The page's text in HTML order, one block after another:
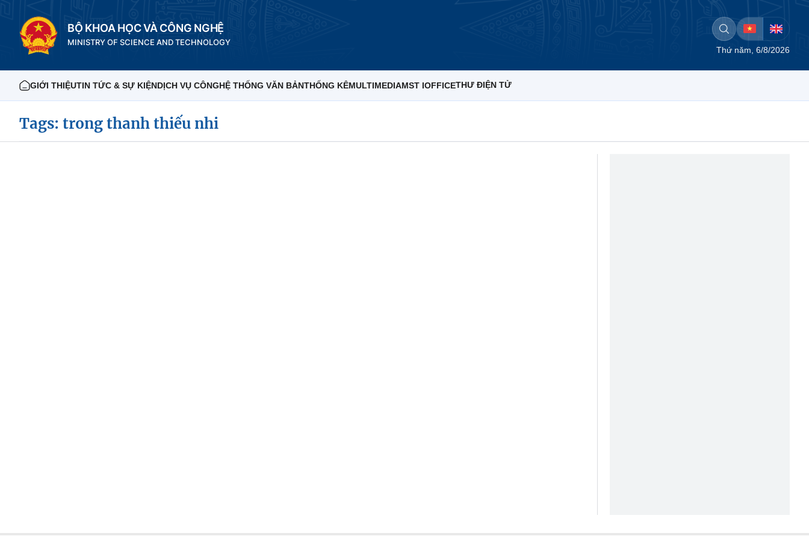
BỘ KHOA HỌC VÀ CÔNG NGHỆ
MINISTRY OF SCIENCE AND TECHNOLOGY
Thứ năm, 6/8/2026
GIỚI THIỆUTIN TỨC & SỰ KIỆNDỊCH VỤ CÔNGHỆ THỐNG VĂN BẢNTHỐNG KÊMULTIMEDIAMST IOFFICETHƯ ĐIỆN TỬ
Tags: trong thanh thiếu nhi